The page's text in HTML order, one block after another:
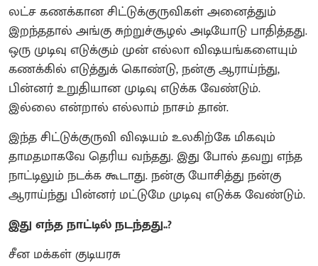
லட்ச கணக்கான சிட்டுக்குருவிகள் அனைத்தும்
இறந்ததால் அங்கு சுற்றுச்சூழல் அடியோடு பாதித்தது.
ஒரு முடிவு எடுக்கும் முன் எல்லா விஷயங்களையும்
கணக்கில் எடுத்துக் கொண்டு, நன்கு ஆராய்ந்து,
பின்னர் உறுதியான முடிவு எடுக்க வேண்டும்.
இல்லை என்றால் எல்லாம் நாசம் தான்.
இந்த சிட்டுக்குருவி விஷயம் உலகிற்கே மிகவும்
தாமதமாகவே தெரிய வந்தது. இது போல் தவறு எந்த
நாட்டிலும் நடக்க கூடாது. நன்கு யோசித்து நன்கு
ஆராய்ந்து பின்னர் மட்டுமே முடிவு எடுக்க வேண்டும்.
இது எந்த நாட்டில் நடந்தது..?
சீன மக்கள் குடியரசு